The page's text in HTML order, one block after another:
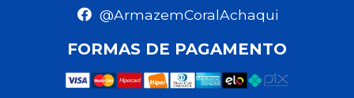
@ArmazemCoralAchaqui
FORMAS DE PAGAMENTO